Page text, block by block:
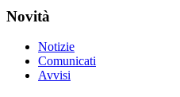
Novità
Notizie
Comunicati
Avvisi